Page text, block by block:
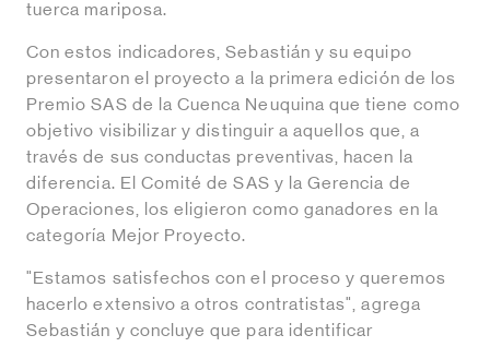
tuerca mariposa.
Con estos indicadores, Sebastián y su equipo
presentaron el proyecto a la primera edición de los
Premio SAS de la Cuenca Neuquina que tiene como
objetivo visibilizar y distinguir a aquellos que, a
través de sus conductas preventivas, hacen la
diferencia. El Comité de SAS y la Gerencia de
Operaciones, los eligieron como ganadores en la
categoría Mejor Proyecto.
"Estamos satisfechos con el proceso y queremos
hacerlo extensivo a otros contratistas", agrega
Sebastián y concluye que para identificar